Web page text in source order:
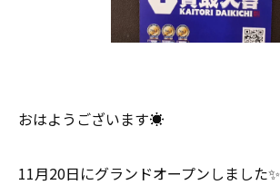
おはようございます☀
11月20日にグランドオープンしました✨